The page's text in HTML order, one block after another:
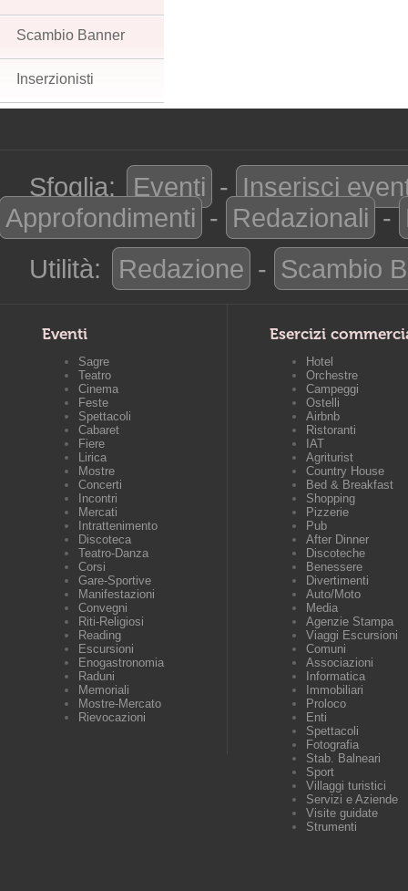
Scambio Banner
Inserzionisti
Sfoglia: Eventi - Inserisci
Approfondimenti - Redazionali -
Utilità:
Redazione - Scambio
Eventi
Sagre
Teatro
Cinema
Feste
Spettacoli
Cabaret
Fiere
Lirica
Mostre
Concerti
Incontri
Mercati
Intrattenimento
Discoteca
Teatro-Danza
Corsi
Gare-Sportive
Manifestazioni
Convegni
Riti-Religiosi
Reading
Escursioni
Enogastronomia
Raduni
Memoriali
Mostre-Mercato
Rievocazioni
Esercizi
Hotel
Orchestre
Campeggi
Ostelli
Airbnb
Ristoranti
IAT
Agriturist
Country House
Bed & Breakfast
Shopping
Pizzerie
Pub
After Dinner
Discoteche
Benessere
Divertimenti
Auto/Moto
Media
Agenzie Stampa
Viaggi Escursioni
Comuni
Associazioni
Informatica
Immobiliari
Proloco
Enti
Spettacoli
Fotografia
Stab. Balneari
Sport
Villaggi turistici
Servizi e Aziende
Visite guidate
Strumenti